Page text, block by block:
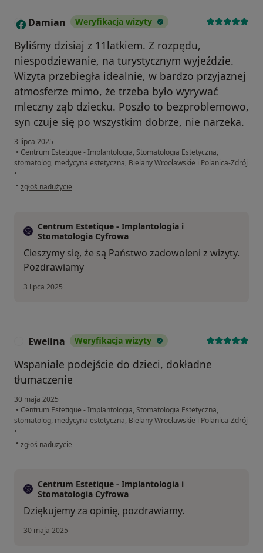
D Damian Weryfikacja wizyty
Byliśmy dzisiaj z 11latkiem. Z rozpędu,
niespodziewanie, na turystycznym wyjeździe.
Wizyta przebiegła idealnie, w bardzo przyjaznej
atmosferze mimo, że trzeba było wyrywać
mleczny ząb dziecku. Poszło to bezproblemowo,
syn czuje się po wszystkim dobrze, nie narzeka.
3 lipca 2025
• Centrum Estetique - Implantologia, Stomatologia Estetyczna,
stomatolog, medycyna estetyczna, Bielany Wrocławskie i Polanica-Zdrój
•
• w opinii użytkownika Damian
zgłoś nadużycie
Centrum Estetique - Implantologia i
Stomatologia Cyfrowa
Cieszymy się, że są Państwo zadowoleni z wizyty.
Pozdrawiamy
3 lipca 2025
Ewelina Weryfikacja wizyty
Wspaniałe podejście do dzieci, dokładne
tłumaczenie
30 maja 2025
• Centrum Estetique - Implantologia, Stomatologia Estetyczna,
stomatolog, medycyna estetyczna, Bielany Wrocławskie i Polanica-Zdrój
•
• w opinii użytkownika Ewelina
zgłoś nadużycie
Centrum Estetique - Implantologia i
Stomatologia Cyfrowa
Dziękujemy za opinię, pozdrawiamy.
30 maja 2025